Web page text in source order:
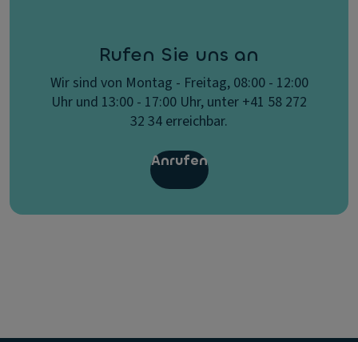
Rufen Sie uns an
Wir sind von Montag - Freitag, 08:00 - 12:00
Uhr und 13:00 - 17:00 Uhr, unter +41 58 272
32 34 erreichbar.
Anrufen